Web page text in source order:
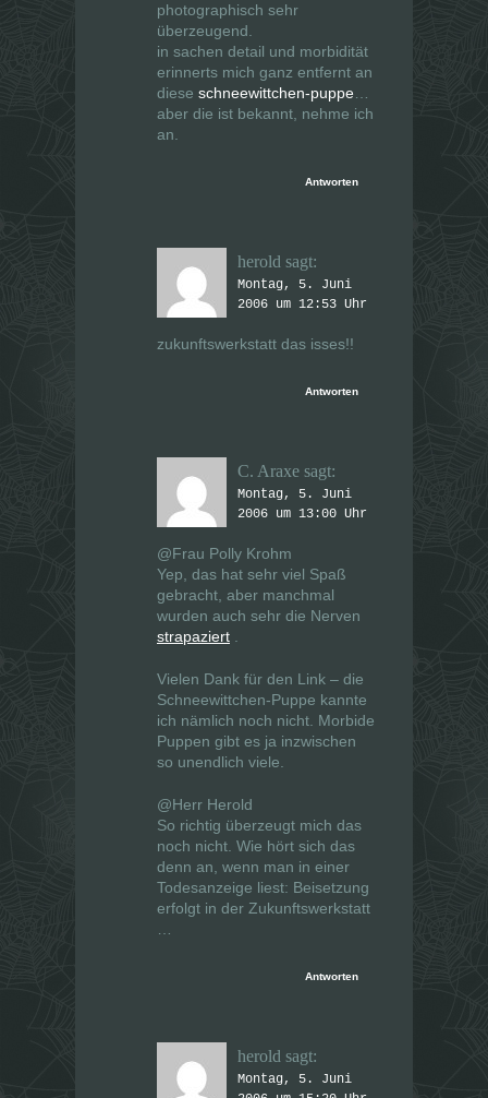
photographisch sehr
überzeugend.
in sachen detail und morbidität
erinnerts mich ganz entfernt an
diese schneewittchen-puppe
aber die ist bekannt, nehme ich
an.
Antworten
herold sagt:
Montag, 5. Juni
2006 um 12:53 Uhr
zukunftswerkstatt das isses!!
Antworten
C. Araxe sagt:
Montag, 5. Juni
2006 um 13:00 Uhr
@Frau Polly Krohm
Yep, das hat sehr viel Spaß
gebracht, aber manchmal
wurden auch sehr die Nerven
strapaziert
Vielen Dank für den Link – die
Schneewittchen-Puppe kannte
ich nämlich noch nicht. Morbide
Puppen gibt es ja inzwischen
so unendlich viele.
@Herr Herold
So richtig überzeugt mich das
noch nicht. Wie hört sich das
denn an, wenn man in einer
Todesanzeige liest: Beisetzung
erfolgt in der Zukunftswerkstatt
Antworten
herold sagt:
Montag, 5. Juni